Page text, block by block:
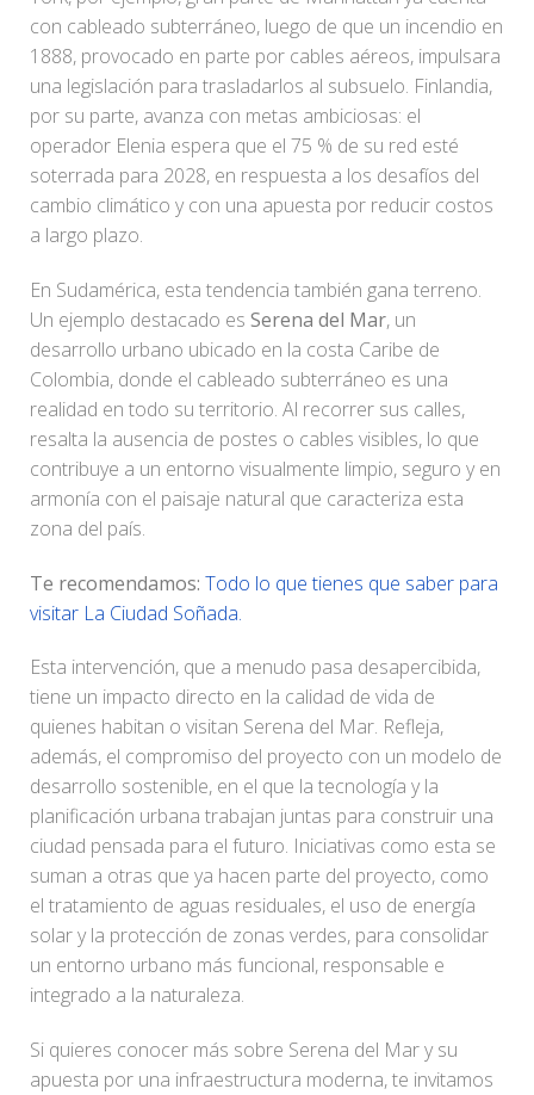
con cableado subterráneo, luego de que un incendio en
1888, provocado en parte por cables aéreos, impulsara
una legislación para trasladarlos al subsuelo. Finlandia,
por su parte, avanza con metas ambiciosas: el
operador Elenia espera que el 75 % de su red esté
soterrada para 2028, en respuesta a los desafíos del
cambio climático y con una apuesta por reducir costos
a largo plazo.
En Sudamérica, esta tendencia también gana terreno.
Un ejemplo destacado es Serena del Mar, un
desarrollo urbano ubicado en la costa Caribe de
Colombia, donde el cableado subterráneo es una
realidad en todo su territorio. Al recorrer sus calles,
resalta la ausencia de postes o cables visibles, lo que
contribuye a un entorno visualmente limpio, seguro y en
armonía con el paisaje natural que caracteriza esta
zona del país.
Te recomendamos: Todo lo que tienes que saber para
visitar La Ciudad Soñada.
Esta intervención, que a menudo pasa desapercibida,
tiene un impacto directo en la calidad de vida de
quienes habitan o visitan Serena del Mar. Refleja,
además, el compromiso del proyecto con un modelo de
desarrollo sostenible, en el que la tecnología y la
planificación urbana trabajan juntas para construir una
ciudad pensada para el futuro. Iniciativas como esta se
suman a otras que ya hacen parte del proyecto, como
el tratamiento de aguas residuales, el uso de energía
solar y la protección de zonas verdes, para consolidar
un entorno urbano más funcional, responsable e
integrado a la naturaleza.
Si quieres conocer más sobre Serena del Mar y su
apuesta por una infraestructura moderna, te invitamos